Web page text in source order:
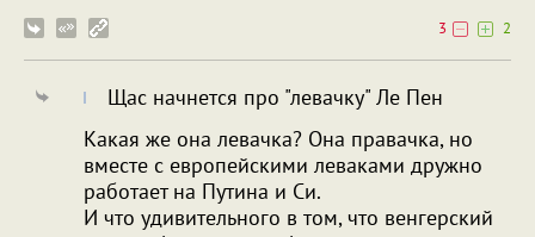
3
2
Щас начнется про "левачку" Ле Пен
Какая же она левачка? Она правачка, но
вместе с европейскими леваками дружно
работает на Путина и Си.
И что удивительного в том, что венгерский